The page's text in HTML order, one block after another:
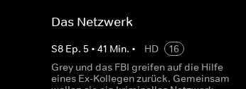
Das Netzwerk
S8 Ep. 5 • 41 Min. • HD
16
Grey und das FBI greifen auf die Hilfe
eines Ex-Kollegen zurück. Gemeinsam